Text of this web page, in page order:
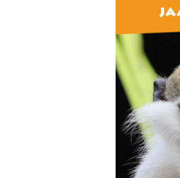
Auf
die